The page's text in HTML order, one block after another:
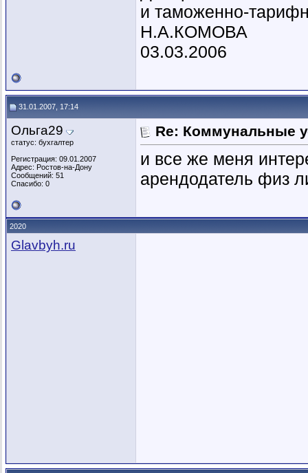
и таможенно-
Н.А.КОМОВА
03.03.2006
31.01.2007, 17:14
Ольга29
статус: бухгалтер
Регистрация: 09.01.2007
Адрес: Ростов-на-Дону
Сообщений: 51
Спасибо: 0
Re: Коммунальные
и все же меня
арендодатель физ
2020
Glavbyh.ru